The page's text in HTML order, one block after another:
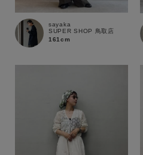
sayaka
SUPER SHOP 鳥取店
161cm